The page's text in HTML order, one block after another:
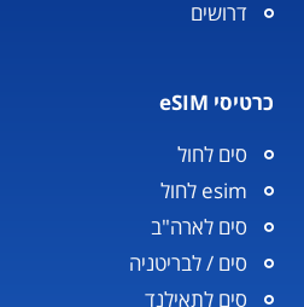
דרושים
כרטיסי eSIM
סים לחול
esim לחול
סים לארה"ב
סים / לבריטניה
סים לתאילנד